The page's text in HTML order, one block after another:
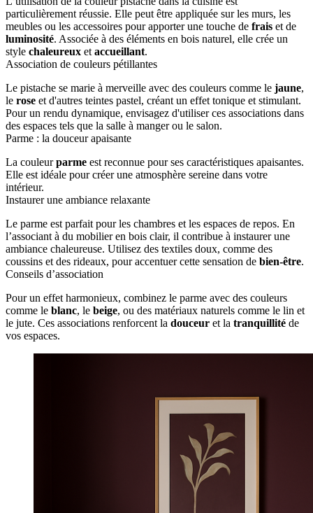
particulièrement réussie. Elle peut être appliquée sur les murs, les
meubles ou les accessoires pour apporter une touche de frais et de
luminosité. Associée à des éléments en bois naturel, elle crée un
style chaleureux et accueillant.
Association de couleurs pétillantes
Le pistache se marie à merveille avec des couleurs comme le jaune,
le rose et d'autres teintes pastel, créant un effet tonique et stimulant.
Pour un rendu dynamique, envisagez d'utiliser ces associations dans
des espaces tels que la salle à manger ou le salon.
Parme : la douceur apaisante
La couleurparme est reconnue pour ses caractéristiques apaisantes.
Elle est idéale pour créer une atmosphère sereine dans votre
intérieur.
Instaurer une ambiance relaxante
Le parme est parfait pour les chambres et les espaces de repos. En
l’associant à du mobilier en bois clair, il contribue à instaurer une
ambiance chaleureuse. Utilisez des textiles doux, comme des
coussins et des rideaux, pour accentuer cette sensation de bien-être.
Conseils d’association
Pour un effet harmonieux, combinez le parme avec des couleurs
comme le blanc, le beige, ou des matériaux naturels comme le lin et
le jute. Ces associations renforcent la douceur et la tranquillité de
vos espaces.